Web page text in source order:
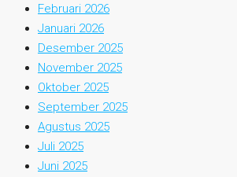
Februari 2026
Januari 2026
Desember 2025
November 2025
Oktober 2025
September 2025
Agustus 2025
Juli 2025
Juni 2025